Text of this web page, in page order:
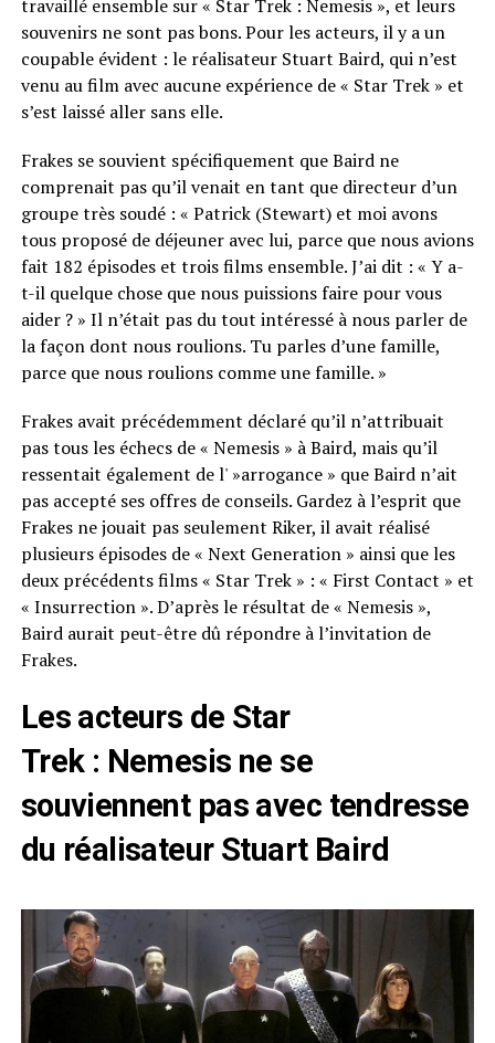
travaillé ensemble sur « Star Trek : Nemesis », et leurs
souvenirs ne sont pas bons. Pour les acteurs, il y a un
coupable évident : le réalisateur Stuart Baird, qui n’est
venu au film avec aucune expérience de « Star Trek » et
s’est laissé aller sans elle.
Frakes se souvient spécifiquement que Baird ne
comprenait pas qu’il venait en tant que directeur d’un
groupe très soudé : « Patrick (Stewart) et moi avons
tous proposé de déjeuner avec lui, parce que nous avions
fait 182 épisodes et trois films ensemble. J’ai dit : « Y a-
t-il quelque chose que nous puissions faire pour vous
aider ? » Il n’était pas du tout intéressé à nous parler de
la façon dont nous roulions. Tu parles d’une famille,
parce que nous roulions comme une famille. »
Frakes avait précédemment déclaré qu’il n’attribuait
pas tous les échecs de « Nemesis » à Baird, mais qu’il
ressentait également de l' »arrogance » que Baird n’ait
pas accepté ses offres de conseils. Gardez à l’esprit que
Frakes ne jouait pas seulement Riker, il avait réalisé
plusieurs épisodes de « Next Generation » ainsi que les
deux précédents films « Star Trek » : « First Contact » et
« Insurrection ». D’après le résultat de « Nemesis »,
Baird aurait peut-être dû répondre à l’invitation de
Frakes.
Les acteurs de Star
Trek : Nemesis ne se
souviennent pas avec tendresse
du réalisateur Stuart Baird